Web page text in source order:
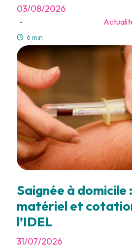
03/08/2026
-
6 min
Saignée à domicile
matériel et
l’IDEL
31/07/2026